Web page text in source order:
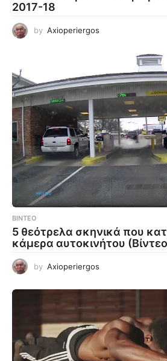
2017-18
by Axioperiergos
ΒΊΝΤΕΟ
5 θεότρελα σκηνικά που
κάμερα αυτοκινήτου
by Axioperiergos